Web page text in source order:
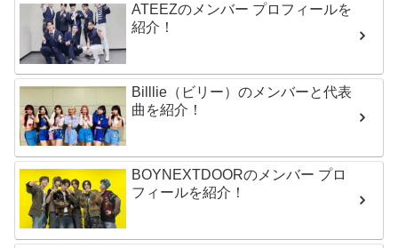
ATEEZのメンバー プロフィールを
紹介！
Billlie（ビリー）のメンバーと代表
曲を紹介！
BOYNEXTDOORのメンバー プロ
フィールを紹介！